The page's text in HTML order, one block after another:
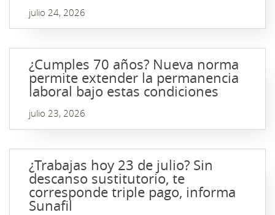
julio 24, 2026
¿Cumples 70 años? Nueva norma
permite extender la permanencia
laboral bajo estas condiciones
julio 23, 2026
¿Trabajas hoy 23 de julio? Sin
descanso sustitutorio, te
corresponde triple pago, informa
Sunafil